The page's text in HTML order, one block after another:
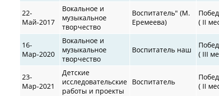
22-
Май-2017
Вокальное и
музыкальное
творчество
Воспитатель" (М.
Еремеева)
( II
16-
Мар-2020
Вокальное и
музыкальное
творчество
Воспитатель наш
( III
23-
Мар-2021
Детские
исследовательские
работы и проекты
Воспитатель
( II